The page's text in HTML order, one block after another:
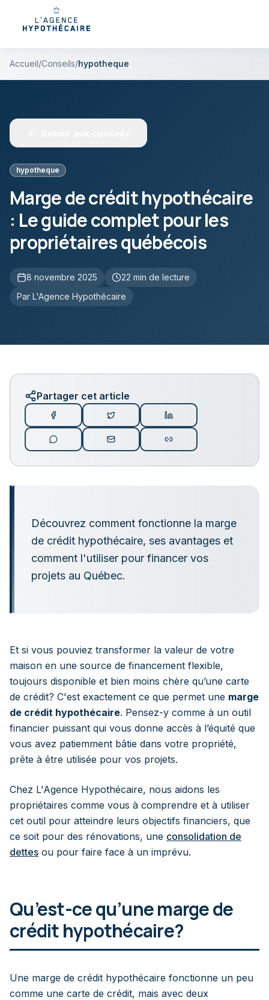
Accueil/Conseils/hypotheque
hypotheque
Marge de crédit hypothécaire
: Le guide complet pour les
propriétaires québécois
8 novembre 2025 22 min de lecture
Par L'Agence Hypothécaire
Partager cet article
Découvrez comment fonctionne la marge
de crédit hypothécaire, ses avantages et
comment l'utiliser pour financer vos
projets au Québec.
Et si vous pouviez transformer la valeur de votre
maison en une source de financement flexible,
toujours disponible et bien moins chère qu’une carte
de crédit? C'est exactement ce que permet une marge
de crédit hypothécaire. Pensez-y comme à un outil
financier puissant qui vous donne accès à l’équité que
vous avez patiemment bâtie dans votre propriété,
prête à être utilisée pour vos projets.
Chez L'Agence Hypothécaire, nous aidons les
propriétaires comme vous à comprendre et à utiliser
cet outil pour atteindre leurs objectifs financiers, que
ce soit pour des rénovations, une consolidation de
dettes ou pour faire face à un imprévu.
Qu’est-ce qu’une marge de
crédit hypothécaire?
Une marge de crédit hypothécaire fonctionne un peu
comme une carte de crédit, mais avec deux